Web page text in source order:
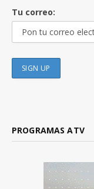
Tu correo:
PROGRAMAS ATV